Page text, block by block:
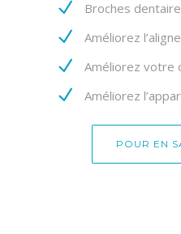
Broches
Améliorez
Améliorez votre
Améliorez
POUR EN